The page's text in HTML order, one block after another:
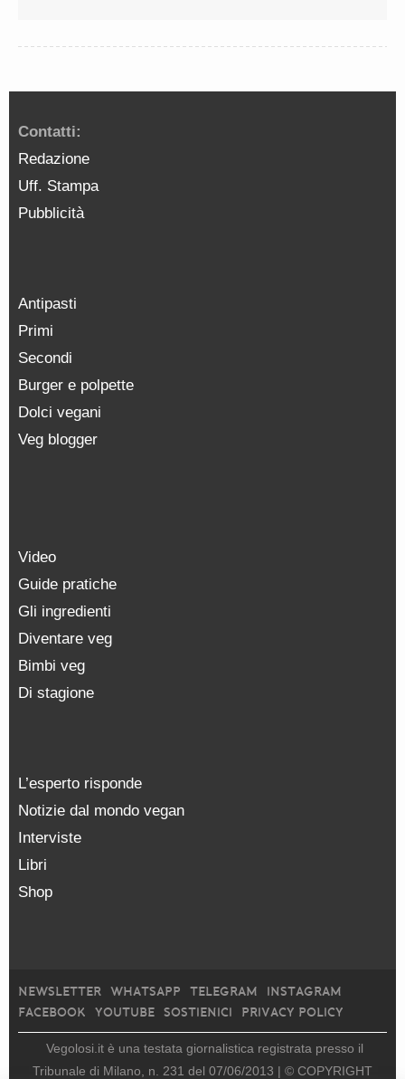
Contatti:
Redazione
Uff. Stampa
Pubblicità
Antipasti
Primi
Secondi
Burger e polpette
Dolci vegani
Veg blogger
Video
Guide pratiche
Gli ingredienti
Diventare veg
Bimbi veg
Di stagione
L’esperto risponde
Notizie dal mondo vegan
Interviste
Libri
Shop
NEWSLETTER WHATSAPP TELEGRAM
INSTAGRAM
FACEBOOK
YOUTUBE SOSTIENICI PRIVACY POLICY
Vegolosi.it è una testata giornalistica registrata presso il
Tribunale di Milano, n. 231 del 07/06/2013 | © COPYRIGHT